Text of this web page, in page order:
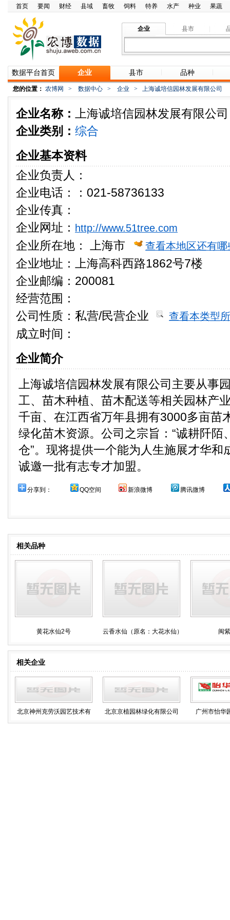
首页 要闻 财经 县域 畜牧 饲料 特养 水产 种业 果蔬
企业 县市
数据平台首页 企业 县市 品种
您的位置： 农博网 > 数据中心 > 企业 > 上海诚培信园林发展有限公司
企业名称：
上海诚培信园林发展有限公司
企业类别： 综合
企业基本资料
企业负责人：
企业电话：：021-58736133
企业传真：
企业网址： http://www.51tree.com
企业所在地： 上海市 查看本地区还有哪
企业地址：上海高科西路1862号7楼
企业邮编：200081
经营范围：
公司性质： 私营/民营企业 查看本类型
成立时间：
企业简介
上海诚培信园林发展有限公司主要从事
工、苗木种植、苗木配送等相关园林产
千亩、在江西省万年县拥有3000多亩苗
绿化苗木资源。公司之宗旨：“诚耕阡陌
仓”。现将提供一个能为人生施展才华和
诚邀一批有志专才加盟。
分享到： QQ空间 新浪微博 腾讯微博
相关品种
黄花水仙2号 云香水仙（原名：大花水仙） 闽
相关企业
北京神州克劳沃园艺技术有 北京京植园林绿化有限公司 广州市怡华